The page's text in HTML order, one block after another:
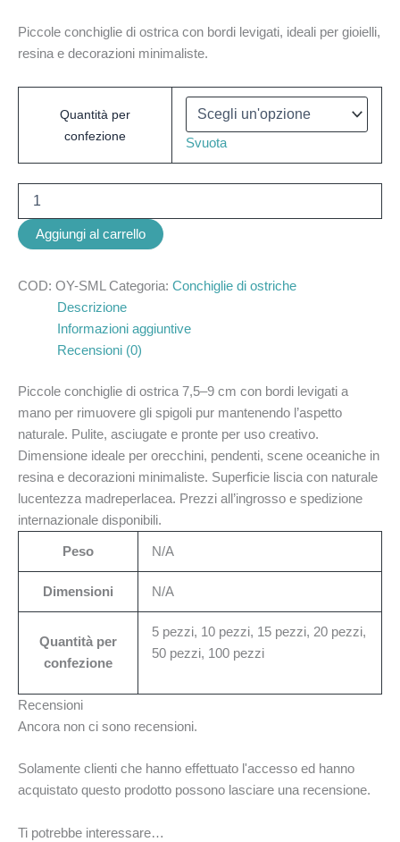
Piccole conchiglie di ostrica con bordi levigati, ideali per gioielli,
resina e decorazioni minimaliste.
Quantità per
confezione
Svuota
Aggiungi al carrello
COD: OY-SML Categoria: Conchiglie di ostriche
Descrizione
Informazioni aggiuntive
Recensioni (0)
Piccole conchiglie di ostrica 7,5–9 cm con bordi levigati a
mano per rimuovere gli spigoli pur mantenendo l’aspetto
naturale. Pulite, asciugate e pronte per uso creativo.
Dimensione ideale per orecchini, pendenti, scene oceaniche in
resina e decorazioni minimaliste. Superficie liscia con naturale
lucentezza madreperlacea. Prezzi all’ingrosso e spedizione
internazionale disponibili.
Peso N/A
Dimensioni N/A
Quantità per
confezione
5 pezzi, 10 pezzi, 15 pezzi, 20 pezzi,
50 pezzi, 100 pezzi
Recensioni
Ancora non ci sono recensioni.
Solamente clienti che hanno effettuato l'accesso ed hanno
acquistato questo prodotto possono lasciare una recensione.
Ti potrebbe interessare…